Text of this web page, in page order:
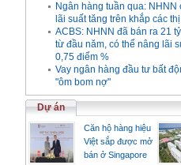
Ngân hàng tuần qua:
lãi suất tăng trên khắp các
ACBS: NHNN đã bán ra 21
từ đầu năm, có thể nâng lãi
0,75 điểm %
Vay ngân hàng đầu tư bất
"ôm bom nợ"
Dự án
Căn hộ hàng hiệu
Việt sắp được mở
bán ở Singapore